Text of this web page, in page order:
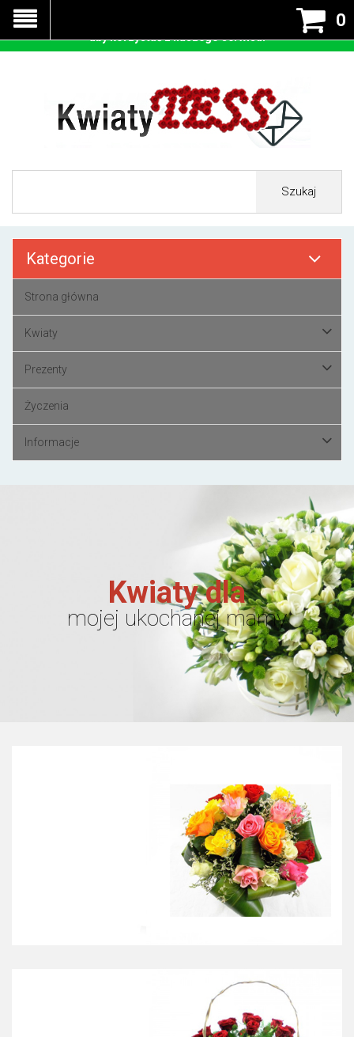
0
Szukaj
Kategorie
Strona główna
Kwiaty
Prezenty
Życzenia
Informacje
Kwiaty dla
mojej ukochanej mamy
Nasza strona korzysta z cookies - czyli tzw ciastek w celu
prawidłowego działania. Zaakceptuj przyjmowanie cookies
aby korzystać z naszego serwisu.